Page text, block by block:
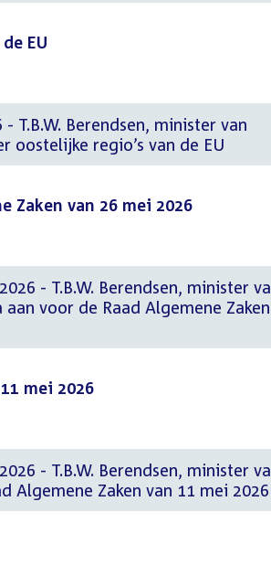
EU
T.B.W. Berendsen, minister van
oostelijke regio’s van de EU
Zaken van 26 mei 2026
- T.B.W. Berendsen, minister
voor de Raad Algemene Zaken
mei 2026
- T.B.W. Berendsen, minister
Algemene Zaken van 11 mei 2026